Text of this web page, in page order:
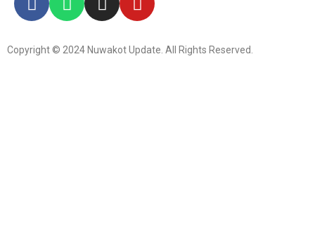
Copyright © 2024 Nuwakot Update. All Rights Reserved.